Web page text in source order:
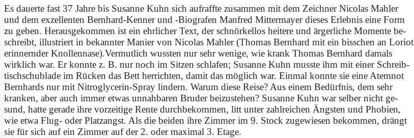
Es dau­er­te fast 37 Jah­re bis Su­san­ne Kuhn sich auf­raff­te zu­sam­men mit dem Zeich­ner Ni­co­las Mahler
und dem ex­zel­len­ten Bern­hard-Ken­ner und ‑Bio­gra­fen Man­fred Mit­ter­may­er die­ses Er­leb­nis ei­ne Form
zu ge­ben. Her­aus­ge­kom­men ist ein ehr­li­cher Text, der schnör­kel­los hei­te­re und är­ger­li­che Mo­men­te be­
schreibt, il­lu­striert in be­kann­ter Ma­nier von Ni­co­las Mahler (Tho­mas Bern­hard mit ein biss­chen an Lo­ri­ot
er­in­nern­der Knollennase).Vermutlich wuss­ten nur sehr we­ni­ge, wie krank Tho­mas Bern­hard da­mals
wirk­lich war. Er konn­te z. B. nur noch im Sit­zen schla­fen; Su­san­ne Kuhn muss­te ihm mit ei­ner Schreib­
tisch­schub­la­de im Rücken das Bett her­rich­ten, da­mit das mög­lich war. Ein­mal konn­te sie ei­ne Atem­not
Bern­hards nur mit Ni­tro­gly­ce­rin-Spray lin­dern. War­um die­se Rei­se? Aus ei­nem Be­dürf­nis, dem sehr
kran­ken, aber auch im­mer et­was un­nah­ba­ren Bru­der bei­zu­ste­hen? Su­san­ne Kuhn war sel­ber nicht ge­
sund, hat­te ge­ra­de ih­re vor­zei­ti­ge Ren­te durch­be­kom­men, litt un­ter zahl­rei­chen Äng­sten und Pho­bien,
wie et­wa Flug- oder Platz­angst. Als die bei­den ih­re Zim­mer im 9. Stock zu­ge­wie­sen be­kom­men, drängt
sie für sich auf ein Zim­mer auf der 2. oder ma­xi­mal 3. Eta­ge.